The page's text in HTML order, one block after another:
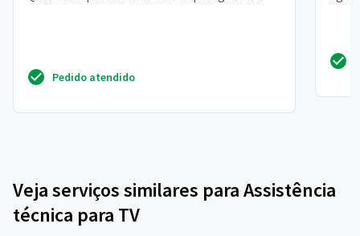
Pedido atendido
Veja serviços similares para Assistência
técnica para TV